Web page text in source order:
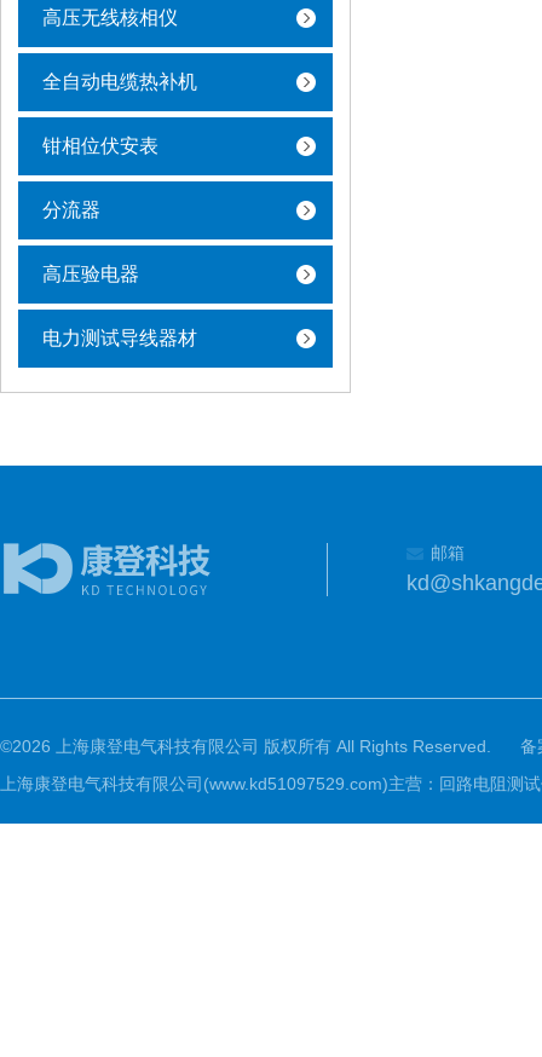
高压无线核相仪
全自动电缆热补机
钳相位伏安表
分流器
高压验电器
电力测试导线器材
邮箱
©2026 上海康登电气科技有限公司 版权所有 All Rights Reserved.
备
上海康登电气科技有限公司(www.kd51097529.com)主营：回路电阻